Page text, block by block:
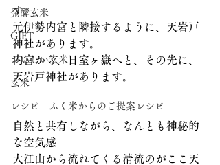
発酵玄米
GIFT
おいしい玄米
玄米
レシピ ふく米からのご提案レシピ
す。
元伊勢内宮と隣接するように、天岩戸
神社があります。
内宮から、日室ヶ嶽へと、その先に、
天岩戸神社があります。
自然と共有しながら、なんとも神秘的
な空気感
大江山から流れてくる清流のがここ天